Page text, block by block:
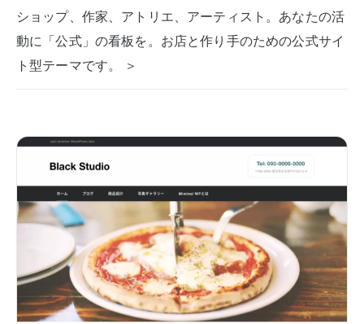
ショップ、作家、アトリエ、アーティスト。あなたの活
動に「公式」の看板を。お店と作り手のための公式サイ
ト型テーマです。 ＞